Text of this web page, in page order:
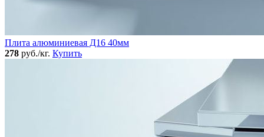
Плита алюминиевая Д16 40мм
278 руб./кг. Купить